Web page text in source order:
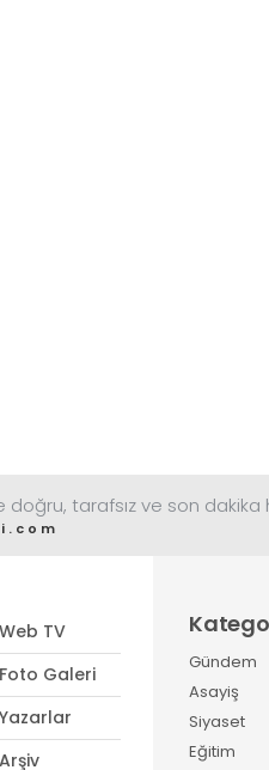
doğru, tarafsız ve son dakika
Web TV
Foto Galeri
Yazarlar
Arşiv
Gündem
Asayiş
Siyaset
Eğitim